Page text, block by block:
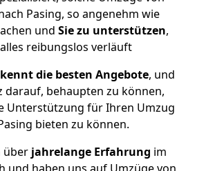
Pasing, so angenehm wie
und Sie zu unterstützen,
reibungslos verläuft
die besten Angebote, und
darauf, behaupten zu können,
Unterstützung für Ihren Umzug
bieten zu können.
überjahrelange Erfahrung im